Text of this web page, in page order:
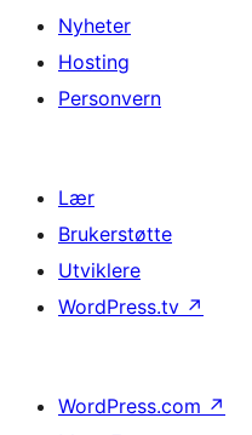
Nyheter
Hosting
Personvern
Lær
Brukerstøtte
Utviklere
WordPress.tv ↗
WordPress.com ↗